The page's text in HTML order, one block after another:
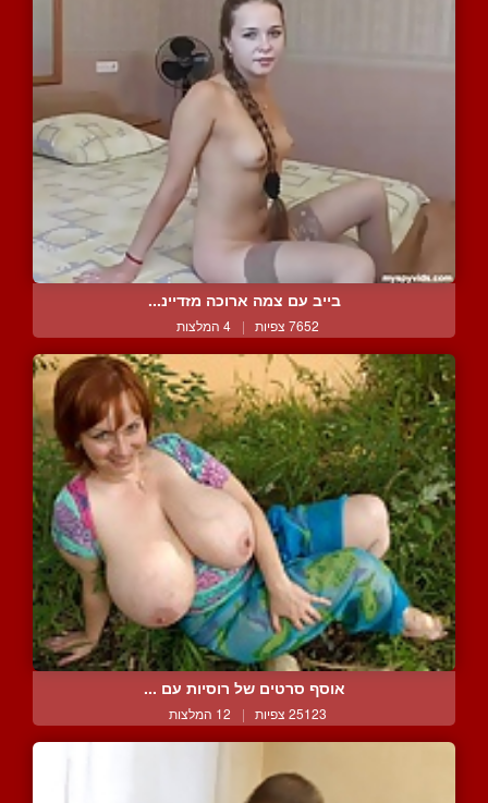
בייב עם צמה ארוכה מזדיינ...
7652 צפיות | 4 המלצות
אוסף סרטים של רוסיות עם ...
25123 צפיות | 12 המלצות